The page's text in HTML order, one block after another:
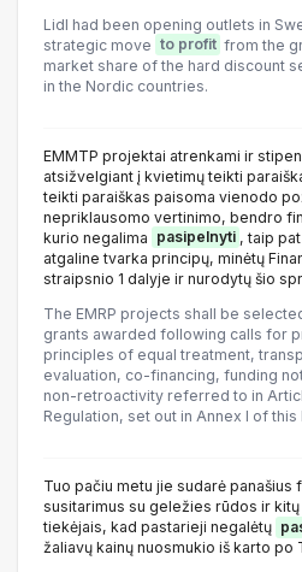
Lidl had been opening outlets in
strategic move to profit from the
market share of the hard discount
in the Nordic countries.
EMMTP projektai atrenkami ir
atsižvelgiant į kvietimų teikti
teikti paraiškas paisoma vienodo
nepriklausomo vertinimo, bendro
kurio negalima pasipelnyti , taip
atgaline tvarka principų, minėtų
straipsnio 1 dalyje ir nurodytų šio
The EMRP projects shall be
grants awarded following calls for
principles of equal treatment,
evaluation, co-financing, funding
non-retroactivity referred to in
Regulation, set out in Annex I of this
Tuo pačiu metu jie sudarė panašius
susitarimus su geležies rūdos ir
tiekėjais, kad pastarieji negalėtų
žaliavų kainų nuosmukio iš karto po